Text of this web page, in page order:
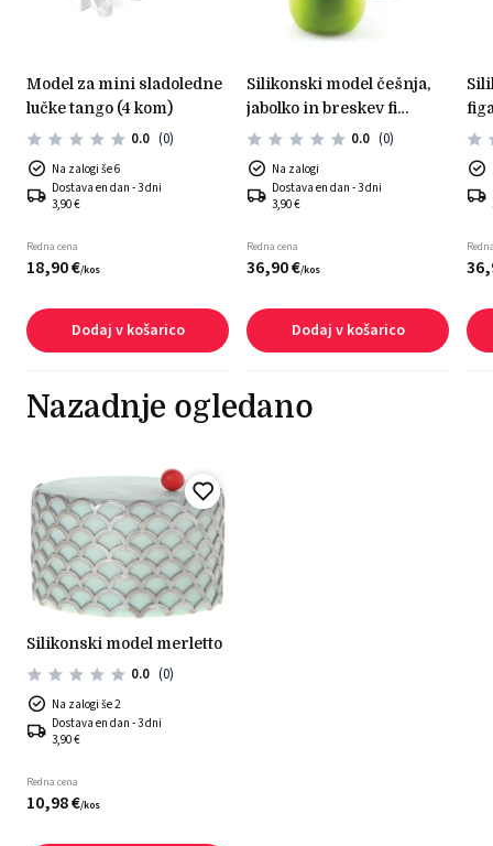
model za mini sladoledne
lučke tango (4 kom)
0.0 (0)
Na zalogi še 6
Dostava en dan - 3 dni
3,90 €
Redna cena
18,90€/kos
Dodaj v košarico
silikonski model češnja,
jabolko in breskev fi
60mm h 55mm0.0 (0)
Na zalogi
Dostava en dan - 3 dni
3,90 €
Redna cena
36,90€/kos
Dodaj v košarico
silikonski model hruška&
36,
Nazadnje ogledano
silikonski model merletto
0.0 (0)
Na zalogi še 2
Dostava en dan - 3 dni
3,90 €
Redna cena
10,98€/kos